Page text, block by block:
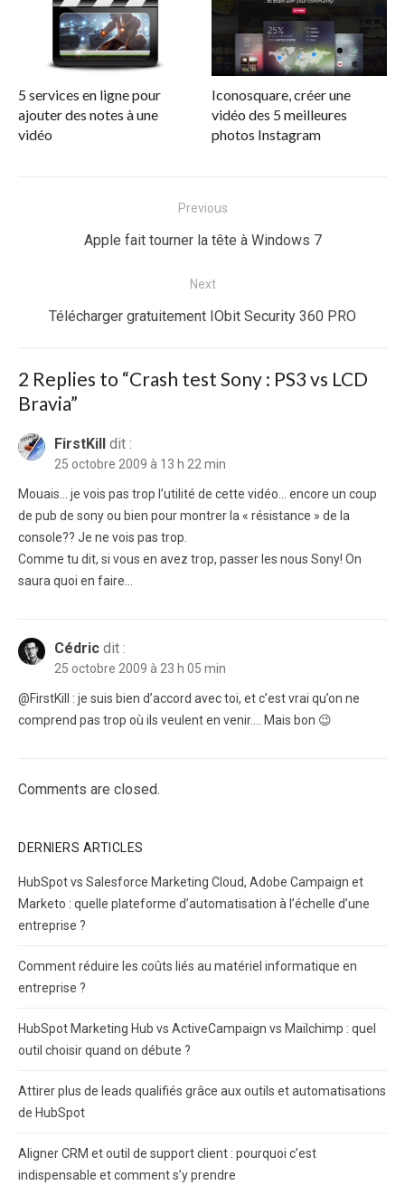
5 services en ligne pour
ajouter des notes à une
vidéo
Iconosquare, créer une
vidéo des 5 meilleures
photos Instagram
Previous
Previous
Apple fait tourner la tête à Windows 7
Next
Next
Télécharger gratuitement IObit Security 360 PRO
2 Replies to “Crash test Sony : PS3 vs LCD
Bravia”
FirstKill dit :
25 octobre 2009 à 13 h 22 min
Mouais… je vois pas trop l’utilité de cette vidéo… encore un coup
de pub de sony ou bien pour montrer la « résistance » de la
console?? Je ne vois pas trop.
Comme tu dit, si vous en avez trop, passer les nous Sony! On
saura quoi en faire…
Cédric dit :
25 octobre 2009 à 23 h 05 min
@FirstKill : je suis bien d’accord avec toi, et c’est vrai qu’on ne
comprend pas trop où ils veulent en venir…. Mais bon 😉
Comments are closed.
DERNIERS ARTICLES
HubSpot vs Salesforce Marketing Cloud, Adobe Campaign et
Marketo : quelle plateforme d’automatisation à l’échelle d’une
entreprise ?
Comment réduire les coûts liés au matériel informatique en
entreprise ?
HubSpot Marketing Hub vs ActiveCampaign vs Mailchimp : quel
outil choisir quand on débute ?
Attirer plus de leads qualifiés grâce aux outils et automatisations
de HubSpot
Aligner CRM et outil de support client : pourquoi c’est
indispensable et comment s’y prendre